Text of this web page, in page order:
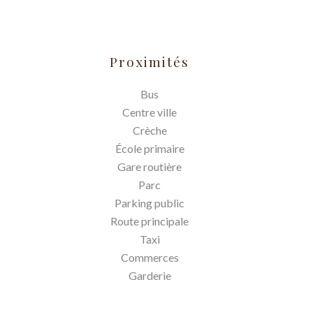
Proximités
Bus
Centre ville
Crèche
École primaire
Gare routière
Parc
Parking public
Route principale
Taxi
Commerces
Garderie